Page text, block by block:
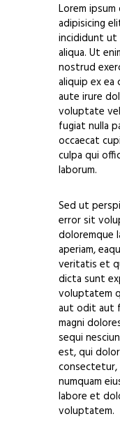
Lorem
adipisicing
incididunt ut
aliqua. Ut
nostrud
aliquip ex ea
aute irure
voluptate
fugiat nulla
occaecat
culpa qui
laborum.
Sed ut
error sit
doloremque
aperiam,
veritatis et
dicta sunt
voluptatem
aut odit aut
magni
sequi
est, qui
consectetur,
numquam
labore et
voluptatem.